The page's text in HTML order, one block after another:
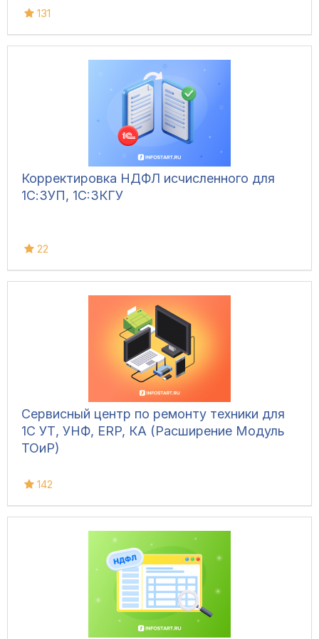
131
Корректировка НДФЛ исчисленного для
1С:ЗУП, 1C:ЗКГУ
22
Сервисный центр по ремонту техники для
1С УТ, УНФ, ERP, КА (Расширение Модуль
ТОиР)
142